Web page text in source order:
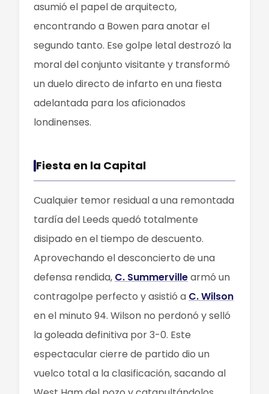
asumió el papel de arquitecto,
encontrando a Bowen para anotar el
segundo tanto. Ese golpe letal destrozó la
moral del conjunto visitante y transformó
un duelo directo de infarto en una fiesta
adelantada para los aficionados
londinenses.
Fiesta en la Capital
Cualquier temor residual a una remontada
tardía del Leeds quedó totalmente
disipado en el tiempo de descuento.
Aprovechando el desconcierto de una
defensa rendida, C. Summervillearmó un
contragolpe perfecto y asistió a C. Wilson
en el minuto 94. Wilson no perdonó y selló
la goleada definitiva por 3-0. Este
espectacular cierre de partido dio un
vuelco total a la clasificación, sacando al